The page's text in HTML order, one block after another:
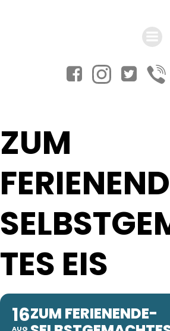
springen
ZUM
TES EIS
16
AUG
ZUM FERIENENDE-